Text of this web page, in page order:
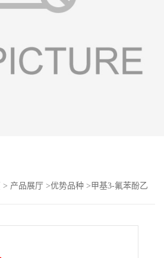
> 产品展厅 >优势品种 >甲基3-氟苯酚乙